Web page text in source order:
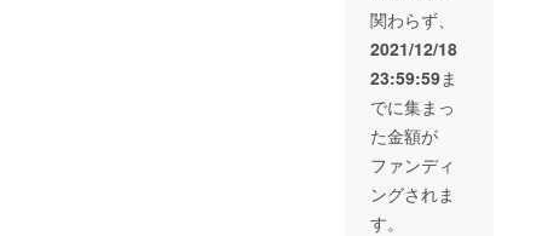
しみで
す。 全
ての支
援者様
に以下
もお送
りしま
す。
・お礼
のメー
ル ・進
月2回程
度） ・
2022年
2月オン
ライン
ミー
ティン
グご招
待
（ご希
月2回程
度） ・
2022年
2月オン
ライン
ミー
ティン
グご招
待
（ご希
望者の
に以下
もお送
りしま
す。 ・
お礼の
メール
・進捗
報告
メール
（2021
年12月
んだん
色が褪
せて最
後は土
に帰り
ます。
そんな
経年変
化も自
然の摂
理とし
れが届
くかは
お楽し
みで
す。 と
ことん
ナチュ
ラルに
作られ
た植木
鉢。水
変わり
ます。
「ウル
の色素
を抽出
して染
める
と、な
んとも
シック
ト（単
３電池
１ヶ）※
配送時
に初期
不良が
あった
場合は
お修理
を承り
ます。
350(ｇ)
※木の
乾燥具
合に
よって
変動し
ます。
ムー
ブメン
ト 時計
関わらず、
2021/12/18
23:59:59ま
でに集まっ
た金額が
ファンディ
ングされま
す。